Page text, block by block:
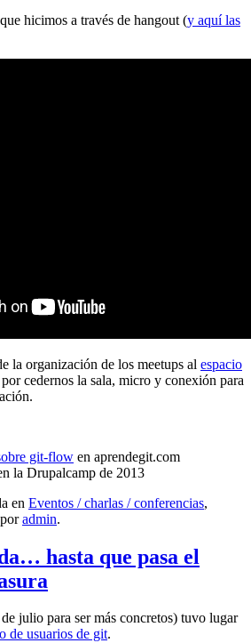
hicimos a través de hangout (y aquí las
la organización de los meetups al espacio
por cedernos la sala, micro y conexión para
git-flow en aprendegit.com
la Drupalcamp de 2013
en Eventos / charlas / conferencias,
poradmin.
hasta que pasa el
julio para ser más concretos) tuvo lugar
de usuarios de git.